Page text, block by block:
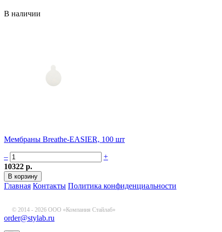
В наличии
Мембраны Breathe-EASIER, 100 шт
–
+
10322 р.
Главная Контакты Политика конфиденциальности
© 2014 - 2026 ООО «Компания Стайлаб»
order@stylab.ru